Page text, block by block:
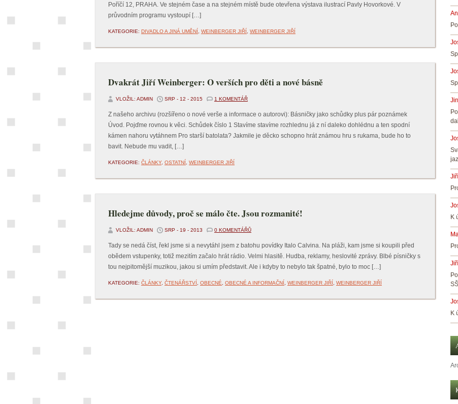
Poříčí 12, PRAHA. Ve stejném čase a na stejném místě bude otevřena výstava ilustrací Pavly Hovorkové. V
průvodním programu vystoupí […]
KATEGORIE: DIVADLO A JINÁ UMĚNÍ WEINBERGER JIŘÍ WEINBERGER JIŘÍ
Dvakrát Jiří Weinberger: O verších pro děti a nové básně
VLOŽIL: ADMIN SRP - 12 - 2015 1 KOMENTÁŘ
Z našeho archivu (rozšířeno o nové verše a informace o autorovi): Básničky jako schůdky plus pár poznámek
Úvod. Pojďme rovnou k věci. Schůdek číslo 1 Stavíme stavíme rozhlednu já z ní daleko dohlédnu a ten spodní
kámen nahoru vytáhnem Pro starší batolata? Jakmile je děcko schopno hrát známou hru s rukama, bude ho to
bavit. Nebude mu vadit, […]
KATEGORIE: ČLÁNKY, OSTATNÍ WEINBERGER JIŘÍ
Hledejme důvody, proč se málo čte. Jsou rozmanité!
VLOŽIL: ADMIN SRP - 19 - 2013 0 KOMENTÁŘŮ
Tady se nedá číst, řekl jsme si a nevytáhl jsem z batohu povídky Italo Calvina. Na pláži, kam jsme si koupili před
obědem vstupenky, totiž mezitím začalo hrát rádio. Velmi hlasitě. Hudba, reklamy, heslovité zprávy. Blbé písničky s
tou nejpitomější muzikou, jakou si umím představit. Ale i kdyby to nebylo tak špatné, bylo to moc […]
KATEGORIE: ČLÁNKY, ČTENÁŘSTVÍ OBECNÉ OBECNÉ A INFORMAČNÍ WEINBERGER JIŘÍ WEINBERGER JIŘÍ
K
SŠ
K